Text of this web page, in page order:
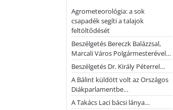
Agrometeorológia: a sok
csapadék segíti a talajok
feltöltődését
Beszélgetés Bereczk Balázzsal,
Marcali Város Polgármesterével…
Beszélgetés Dr. Király Péterrel…
A Bálint küldött volt az Országos
Diákparlamentbe…
A Takács Laci bácsi lánya…